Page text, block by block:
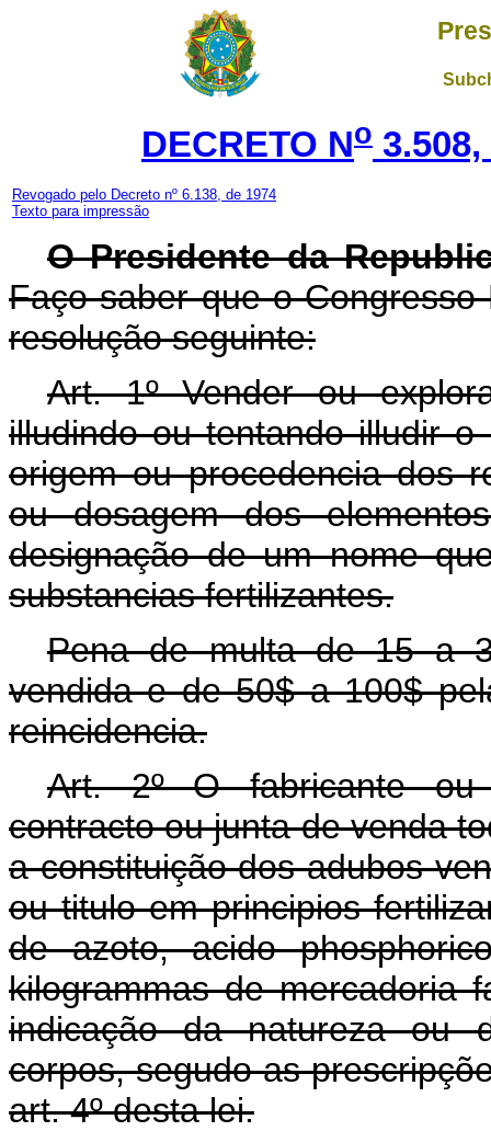
DECRETO No
Revogado pelo Decreto nº 6.138, de 1974
Texto para impressão
O Presidente da
Faço saber que o
resolução seguinte:
Art.1º Vender ou
illudindo ou tentando illudir
origem ou procedencia dos
ou dosagem dos
designação de um nome
substancias fertilizantes.
Pena de multa de 15 a
vendida e de 50$ a 100$
reincidencia.
Art.2º O fabricante ou
contracto ou junta de venda
a constituição dos adubos
ou titulo em principios
de azoto, acido
kilogrammas de mercadoria
indicação da natureza ou
corpos, segudo as
art. 4º desta lei.